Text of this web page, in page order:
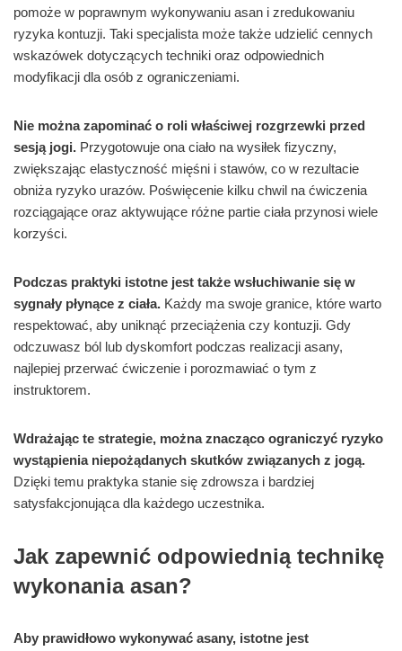
pomoże w poprawnym wykonywaniu asan i zredukowaniu
ryzyka kontuzji. Taki specjalista może także udzielić cennych
wskazówek dotyczących techniki oraz odpowiednich
modyfikacji dla osób z ograniczeniami.
Nie można zapominać o roli właściwej rozgrzewki przed
sesją jogi. Przygotowuje ona ciało na wysiłek fizyczny,
zwiększając elastyczność mięśni i stawów, co w rezultacie
obniża ryzyko urazów. Poświęcenie kilku chwil na ćwiczenia
rozciągające oraz aktywujące różne partie ciała przynosi wiele
korzyści.
Podczas praktyki istotne jest także wsłuchiwanie się w
sygnały płynące z ciała. Każdy ma swoje granice, które warto
respektować, aby uniknąć przeciążenia czy kontuzji. Gdy
odczuwasz ból lub dyskomfort podczas realizacji asany,
najlepiej przerwać ćwiczenie i porozmawiać o tym z
instruktorem.
Wdrażając te strategie, można znacząco ograniczyć ryzyko
wystąpienia niepożądanych skutków związanych z jogą.
Dzięki temu praktyka stanie się zdrowsza i bardziej
satysfakcjonująca dla każdego uczestnika.
Jak zapewnić odpowiednią technikę
wykonania asan?
Aby prawidłowo wykonywać asany, istotne jest